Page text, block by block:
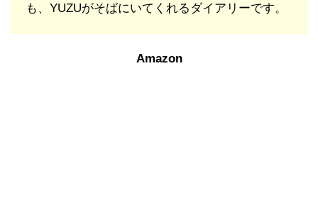
も、YUZUがそばにいてくれるダイアリーです。
Amazon